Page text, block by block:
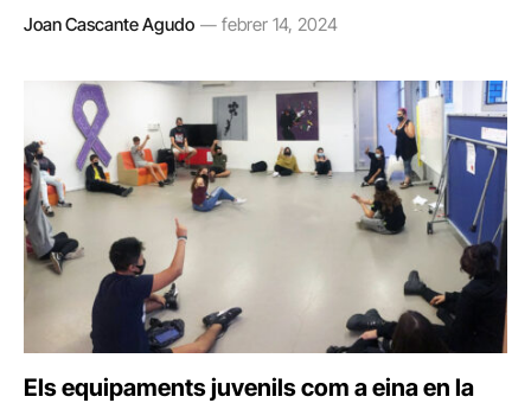
Joan Cascante Agudo febrer 14, 2024
Els equipaments juvenils com a eina en la